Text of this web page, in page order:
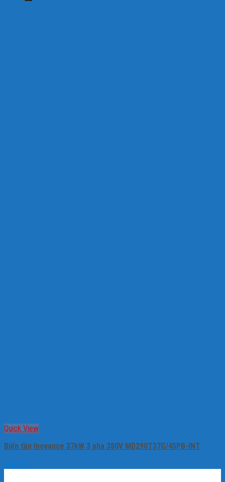
Quick View
Biến tần Inovance 37kW 3 pha 380V MD290T37G/45PB-INT
Liên hệ